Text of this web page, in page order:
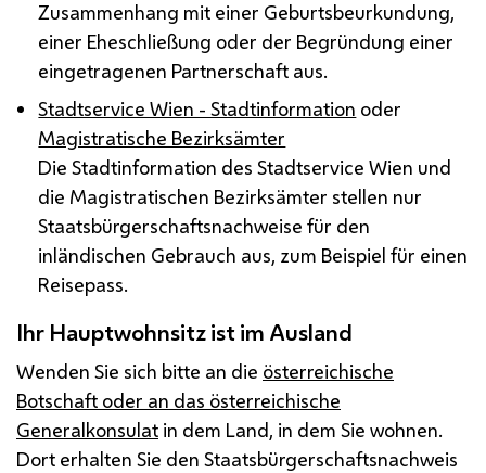
Zusammenhang mit einer Geburtsbeurkundung,
einer Eheschließung oder der Begründung einer
eingetragenen Partnerschaft aus.
Stadtservice Wien - Stadtinformation oder
Magistratische Bezirksämter
Die Stadtinformation des Stadtservice Wien und
die Magistratischen Bezirksämter stellen nur
Staatsbürgerschaftsnachweise für den
inländischen Gebrauch aus, zum Beispiel für einen
Reisepass.
Ihr Hauptwohnsitz ist im Ausland
Wenden Sie sich bitte an die österreichische
Botschaft oder an das österreichische
Generalkonsulat in dem Land, in dem Sie wohnen.
Dort erhalten Sie den Staatsbürgerschaftsnachweis